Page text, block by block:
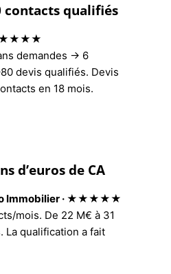
contacts qualifiés
★★★★★
demandes → 6
devis qualifiés. Devis
en 18 mois.
d’euros de CA
Immobilier · ★★★★★
mois. De 22 M€ à 31
La qualification a fait